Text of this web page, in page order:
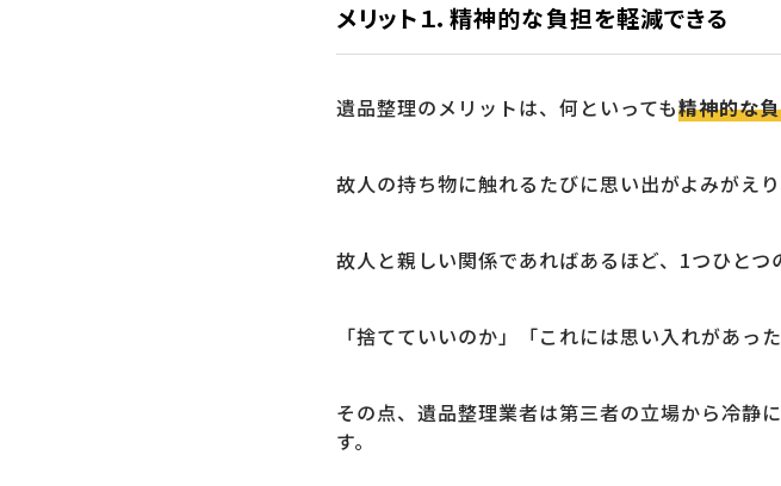
メリット１．精神的な負担を軽減できる
遺品整理のメリットは、何といっても精神的な
故人の持ち物に触れるたびに思い出がよみがえ
故人と親しい関係であればあるほど、1つひとつ
「捨てていいのか」「これには思い入れがあっ
その点、遺品整理業者は第三者の立場から冷静
す。